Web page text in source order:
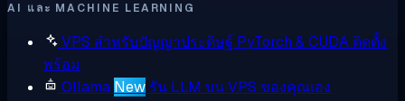
AI และ MACHINE LEARNING
VPS สำหรับปัญญาประดิษฐ์ PyTorch & CUDA ติดตั้ง
พร้อม
Ollama New รัน LLM บน VPS ของคุณเอง